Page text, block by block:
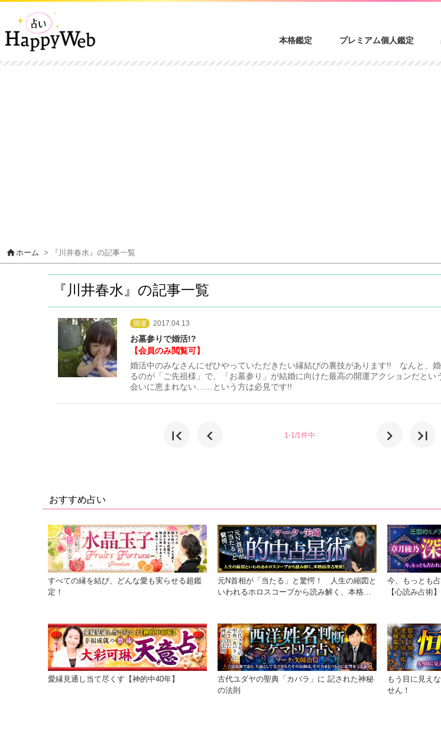
本格鑑定 プレミアム個人鑑定
homeホーム > 『川井春水』の記事一覧
『川井春水』の記事一覧
開運 2017.04.13
お墓参りで婚活!?
【会員のみ閲覧可】
婚活中のみなさんにぜひやっていただきたい縁結びの裏技があります!! なんと、
るのが「ご先祖様」で、「お墓参り」が結婚に向けた最高の開運アクションだとい
会いに恵まれない……という方は必見です!!
first_page chevron_left 1-1/1件中 chevron_right last_page
おすすめ占い
すべての縁を結び、どんな愛も実らせる超鑑
定！
元N首相が「当たる」と驚愕！ 人生の縮図と
いわれるホロスコープから読み解く、本格西
今、もっとも
【心読み占術】
愛縁見通し当て尽くす【神的中40年】
古代ユダヤの聖典「カバラ」に 記された神秘
の法則
もう目に見え
せん！